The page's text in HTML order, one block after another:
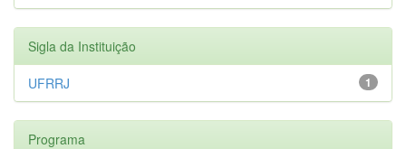
Sigla da Instituição
1
UFRRJ
Programa